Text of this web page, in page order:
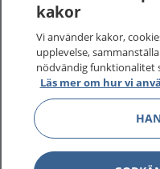
1177 ger dig råd när
1177 på flera språk
Om 1177
kakor
Vi använder kakor,
upplevelse,
nödvändig funktionalitet
Läs mer om hur vi